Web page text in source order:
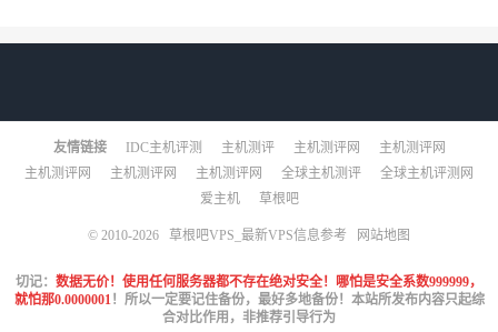
友情链接 IDC主机评测 主机测评 主机测评网
主机测评网
主机测评网
主机测评网 主机测评网 全球主机测评
全球主机评测网
爱主机
草根吧
© 2010-2026 草根吧VPS_最新VPS信息参考 网站地图
切记： 数据无价！使用任何服务器都不存在绝对安全！哪怕是安全系数999999，
就怕那0.0000001！所以一定要记住备份，最好多地备份！本站所发布内容只起综
合对比作用，非推荐引导行为